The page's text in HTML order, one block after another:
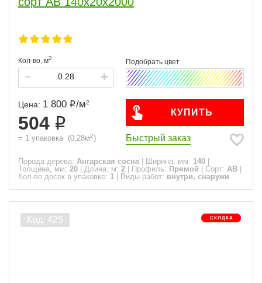
Кол-во, м2
Цена: 1 800 /м2
504
= 1 упаковка (0,28м2)
КУПИТЬ
Быстрый заказ
Порода дерева: Ангарская сосна Ширина, мм: 140
Толщина, мм: 20 Длина, м: 2 Профиль: Прямой Сорт: АВ
Кол-во досок в упаковке: 1 Виды работ: внутри, снаружи